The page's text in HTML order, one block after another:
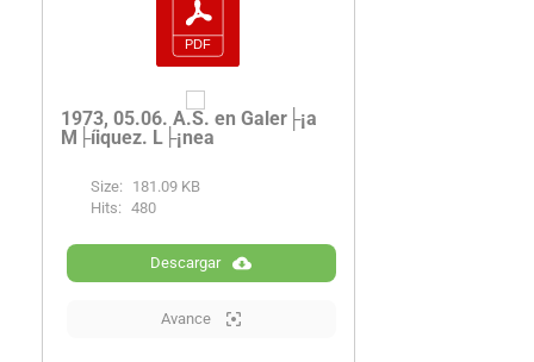
1973, 05.06. A.S. en Galer├¡a
M├íiquez. L├¡nea
Size:
181.09 KB
Hits: 480
Descargar
Avance